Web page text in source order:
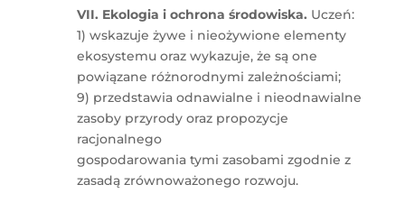
VII. Ekologia i ochrona środowiska. Uczeń:
1) wskazuje żywe i nieożywione elementy
ekosystemu oraz wykazuje, że są one
powiązane różnorodnymi zależnościami;
9) przedstawia odnawialne i nieodnawialne
zasoby przyrody oraz propozycje
racjonalnego
gospodarowania tymi zasobami zgodnie z
zasadą zrównoważonego rozwoju.